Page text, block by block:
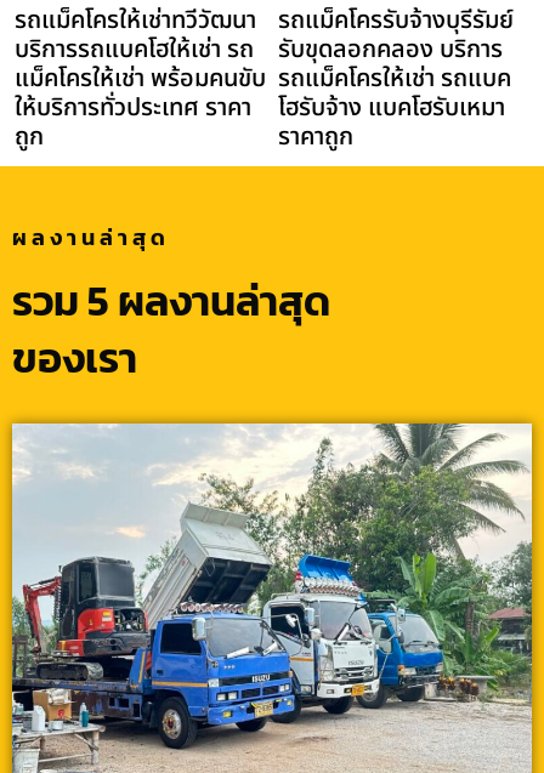
รถแม็คโครให้เช่าทวีวัฒนา
บริการรถแบคโฮให้เช่า รถ
แม็คโครให้เช่า พร้อมคนขับ
ให้บริการทั่วประเทศ ราคา
ถูก
รถแม็คโครรับจ้างบุรีรัมย์
รับขุดลอกคลอง บริการ
รถแม็คโครให้เช่า รถแบค
โฮรับจ้าง แบคโฮรับเหมา
ราคาถูก
ผลงานล่าสุด
รวม 5 ผลงานล่าสุด
ของเรา